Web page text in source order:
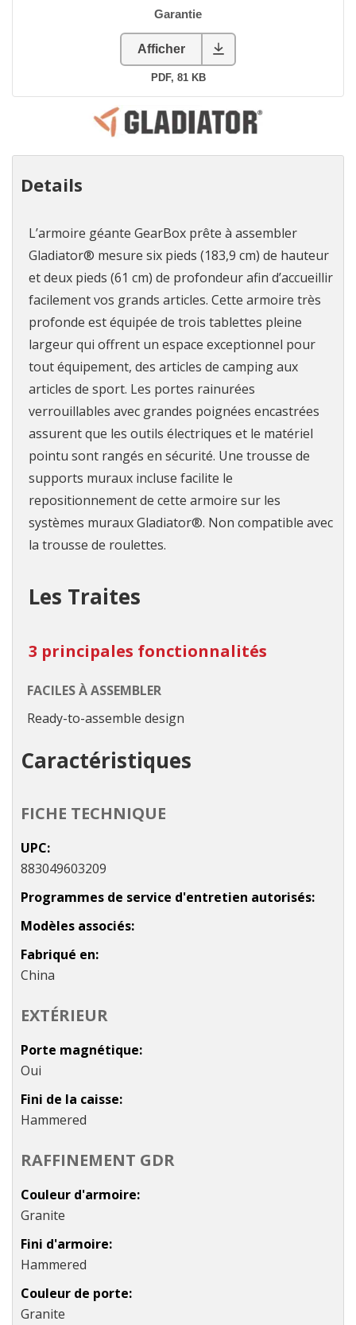
Details
L’armoire géante GearBox prête à assembler
Gladiator® mesure six pieds (183,9 cm) de hauteur
et deux pieds (61 cm) de profondeur afin d’accueillir
facilement vos grands articles. Cette armoire très
profonde est équipée de trois tablettes pleine
largeur qui offrent un espace exceptionnel pour
tout équipement, des articles de camping aux
articles de sport. Les portes rainurées
verrouillables avec grandes poignées encastrées
assurent que les outils électriques et le matériel
pointu sont rangés en sécurité. Une trousse de
supports muraux incluse facilite le
repositionnement de cette armoire sur les
systèmes muraux Gladiator®. Non compatible avec
la trousse de roulettes.
Les Traites
3 principales fonctionnalités
FACILES À ASSEMBLER
Ready-to-assemble design
Caractéristiques
FICHE TECHNIQUE
UPC
883049603209
Programmes de service d'entretien autorisés
Modèles associés
Fabriqué en
China
EXTÉRIEUR
Porte magnétique
Oui
Fini de la caisse
Hammered
RAFFINEMENT GDR
Couleur d'armoire
Granite
Fini d'armoire
Hammered
Couleur de porte
Granite